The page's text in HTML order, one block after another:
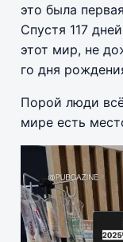
это была
Спустя 117
этот мир, не
го дня
Порой люди
мире есть